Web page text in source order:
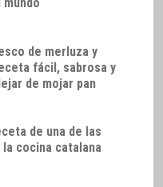
de merluza y
fácil, sabrosa y
de mojar pan
de una de las
cocina catalana